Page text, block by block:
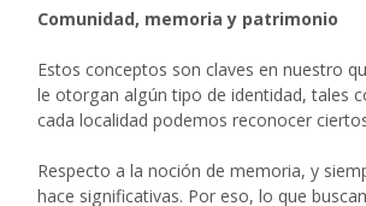
Comunidad, memoria y patrimonio
Estos conceptos son claves en nuestro
le otorgan algún tipo de identidad, tales
cada localidad podemos reconocer
Respecto a la noción de memoria, y
hace significativas. Por eso, lo que